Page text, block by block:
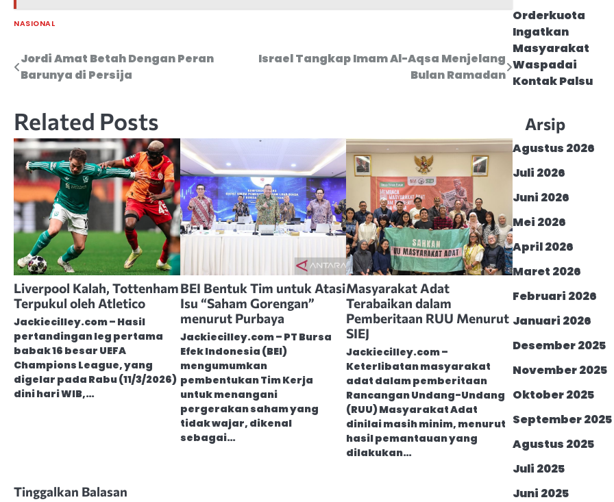
NASIONAL
Navigasi
Jordi Amat Betah Dengan Peran
Barunya di Persija
Israel Tangkap Imam Al-Aqsa Menjelang
Bulan Ramadan
Related Posts
Liverpool Kalah, Tottenham
Terpukul oleh Atletico
Jackiecilley.com – Hasil
pertandingan leg pertama
babak 16 besar UEFA
Champions League, yang
digelar pada Rabu (11/3/2026)
dini hari WIB,…
BEI Bentuk Tim untuk Atasi
Isu “Saham Gorengan”
menurut Purbaya
Jackiecilley.com – PT Bursa
Efek Indonesia (BEI)
mengumumkan
pembentukan Tim Kerja
untuk menangani
pergerakan saham yang
tidak wajar, dikenal
sebagai…
Masyarakat Adat
Terabaikan dalam
Pemberitaan RUU Menurut
SIEJ
Jackiecilley.com –
Keterlibatan masyarakat
adat dalam pemberitaan
Rancangan Undang-Undang
(RUU) Masyarakat Adat
dinilai masih minim, menurut
hasil pemantauan yang
dilakukan…
Tinggalkan Balasan
Orderkuota
Ingatkan
Masyarakat
Waspadai
Kontak Palsu
Arsip
Agustus 2026
Juli 2026
Juni 2026
Mei 2026
April 2026
Maret 2026
Februari 2026
Januari 2026
Desember 2025
November 2025
Oktober 2025
September 2025
Agustus 2025
Juli 2025
Juni 2025